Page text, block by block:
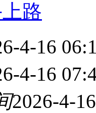
路
4-16
4-16
2026-4-